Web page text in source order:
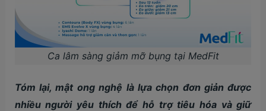
Ca lâm sàng giảm mỡ bụng tại MedFit
Tóm lại, mật ong nghệ là lựa chọn đơn giản được
nhiều người yêu thích để hỗ trợ tiêu hóa và giữ